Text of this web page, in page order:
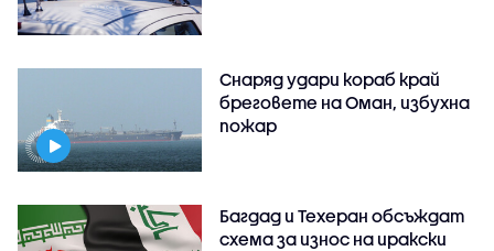
Снаряд удари кораб край
бреговете на Оман, избухна
пожар
Багдад и Техеран обсъждат
схема за износ на иракски